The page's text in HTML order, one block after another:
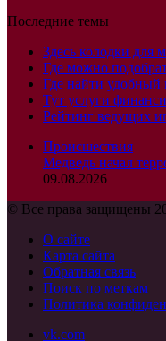
Последние темы
Здесь колодки для
Где можно
Где найти
Тут услуги
Рейтинг ведущих
Происшествия
Медведь начал
09.08.2026
© Все права защищены
О сайте
Карта сайта
Обратная связь
Поиск по меткам
Политика
vk.com